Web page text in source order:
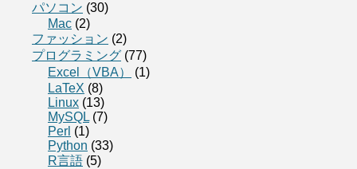
パソコン (30)
Mac (2)
ファッション (2)
プログラミング (77)
Excel（VBA）
(1)
LaTeX (8)
Linux (13)
MySQL (7)
Perl (1)
Python (33)
R言語 (5)